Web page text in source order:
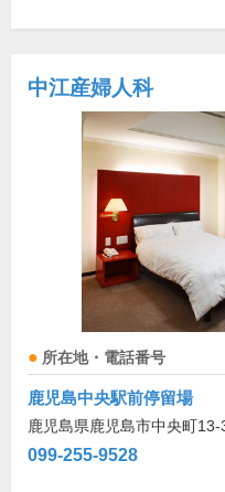
中江産婦人科
所在地・電話番号
鹿児島中央駅前停留場
鹿児島県鹿児島市中央町13-
099-255-9528